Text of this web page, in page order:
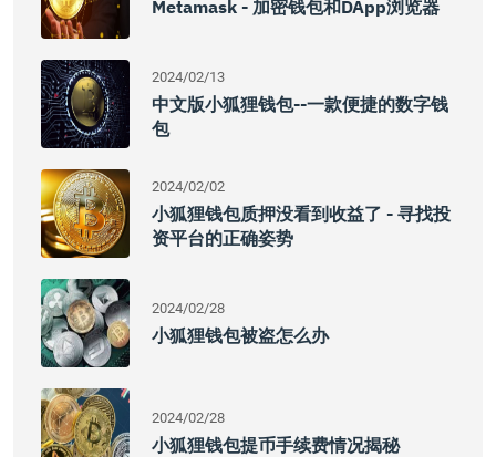
Metamask - 加密钱包和DApp浏览器
2024/02/13
中文版小狐狸钱包--一款便捷的数字钱
包
2024/02/02
小狐狸钱包质押没看到收益了 - 寻找投
资平台的正确姿势
2024/02/28
小狐狸钱包被盗怎么办
2024/02/28
小狐狸钱包提币手续费情况揭秘